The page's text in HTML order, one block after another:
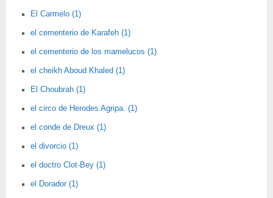
El Carmelo (1)
el cementerio de Karafeh (1)
el cementerio de los mamelucos (1)
el cheikh Aboud Khaled (1)
El Choubrah (1)
el circo de Herodes Agripa. (1)
el conde de Dreux (1)
el divorcio (1)
el doctro Clot-Bey (1)
el Dorador (1)